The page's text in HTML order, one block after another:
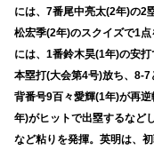
には、7番尾中亮太(2年)の2
松宏季(2年)のスクイズで1
には、1番鈴木昊(1年)の安
本塁打(大会第4号)放ち、8-
背番号9百々愛輝(1年)が再
年)がヒットで出塁するなど
など粘りを発揮。英明は、